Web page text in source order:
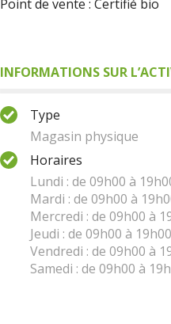
Point de vente : Certifié bio
INFORMATIONS SUR
Type
Magasin physique
Horaires
Lundi : de 09h00 à
Mardi : de 09h00 à
Mercredi : de 09h00 à
Jeudi : de 09h00 à 19h00
Vendredi : de 09h00 à
Samedi : de 09h00 à